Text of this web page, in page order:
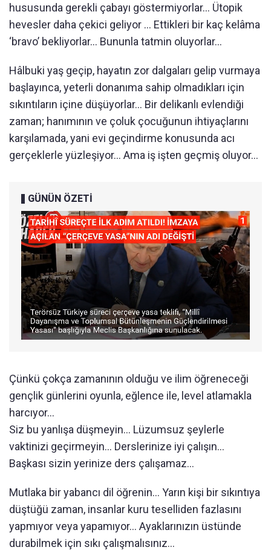
hususunda gerekli çabayı göstermiyorlar... Ütopik
hevesler daha çekici geliyor ... Ettikleri bir kaç kelâma
‘bravo’ bekliyorlar... Bununla tatmin oluyorlar...
Hâlbuki yaş geçip, hayatın zor dalgaları gelip vurmaya
başlayınca, yeterli donanıma sahip olmadıkları için
sıkıntıların içine düşüyorlar... Bir delikanlı evlendiği
zaman; hanımının ve çoluk çocuğunun ihtiyaçlarını
karşılamada, yani evi geçindirme konusunda acı
gerçeklerle yüzleşiyor... Ama iş işten geçmiş oluyor...
GÜNÜN ÖZETİ
Çünkü çokça zamanının olduğu ve ilim öğreneceği
gençlik günlerini oyunla, eğlence ile, level atlamakla
harcıyor...
Siz bu yanlışa düşmeyin... Lüzumsuz şeylerle
vaktinizi geçirmeyin... Derslerinize iyi çalışın...
Başkası sizin yerinize ders çalışamaz...
Mutlaka bir yabancı dil öğrenin... Yarın kişi bir sıkıntıya
düştüğü zaman, insanlar kuru teselliden fazlasını
yapmıyor veya yapamıyor... Ayaklarınızın üstünde
durabilmek için sıkı çalışmalısınız...